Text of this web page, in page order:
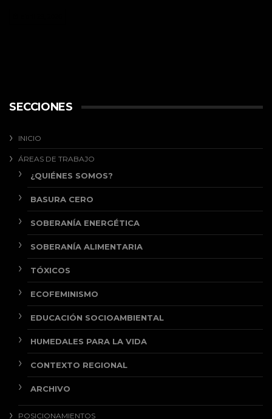
SECCIONES
INICIO
ÁREAS DE TRABAJO
¿QUIÉNES SOMOS?
BASURA CERO
SOBERANÍA ENERGÉTICA
SOBERANÍA ALIMENTARIA
TÓXICOS
ECOFEMINISMO
EDUCACIÓN SOCIOAMBIENTAL
HUMEDALES PARA LA VIDA
CONTEXTO REGIONAL
ARCHIVO
POSICIONAMIENTOS